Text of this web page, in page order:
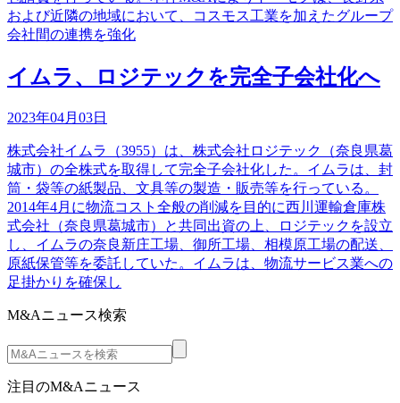
および近隣の地域において、コスモス工業を加えたグループ
会社間の連携を強化
イムラ、ロジテックを完全子会社化へ
2023年04月03日
株式会社イムラ（3955）は、株式会社ロジテック（奈良県葛
城市）の全株式を取得して完全子会社化した。イムラは、封
筒・袋等の紙製品、文具等の製造・販売等を行っている。
2014年4月に物流コスト全般の削減を目的に西川運輸倉庫株
式会社（奈良県葛城市）と共同出資の上、ロジテックを設立
し、イムラの奈良新庄工場、御所工場、相模原工場の配送、
原紙保管等を委託していた。イムラは、物流サービス業への
足掛かりを確保し
M&Aニュース検索
注目のM&Aニュース